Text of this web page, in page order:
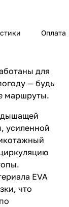
Оплата
для
— будь
маршруты.
дышащей
усиленной
EVA
что